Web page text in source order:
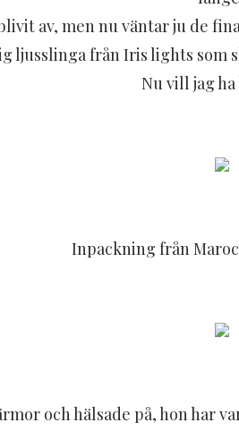
av, men nu väntar ju de
ljusslinga från Iris lights som
Nu vill jag ha
Inpackning från
och hälsade på, hon har